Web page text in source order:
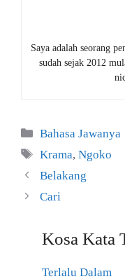
Saya adalah seorang
sudah sejak 2012
Kategori
Bahasa Jawanya
Tag
Krama,Ngoko
Belakang
Cari
Kosa Kata
Terlalu Dalam